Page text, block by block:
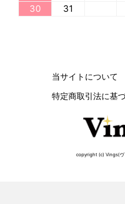
30
31
当サイトについて
特定商取引法に基
copyright (c) Vings(